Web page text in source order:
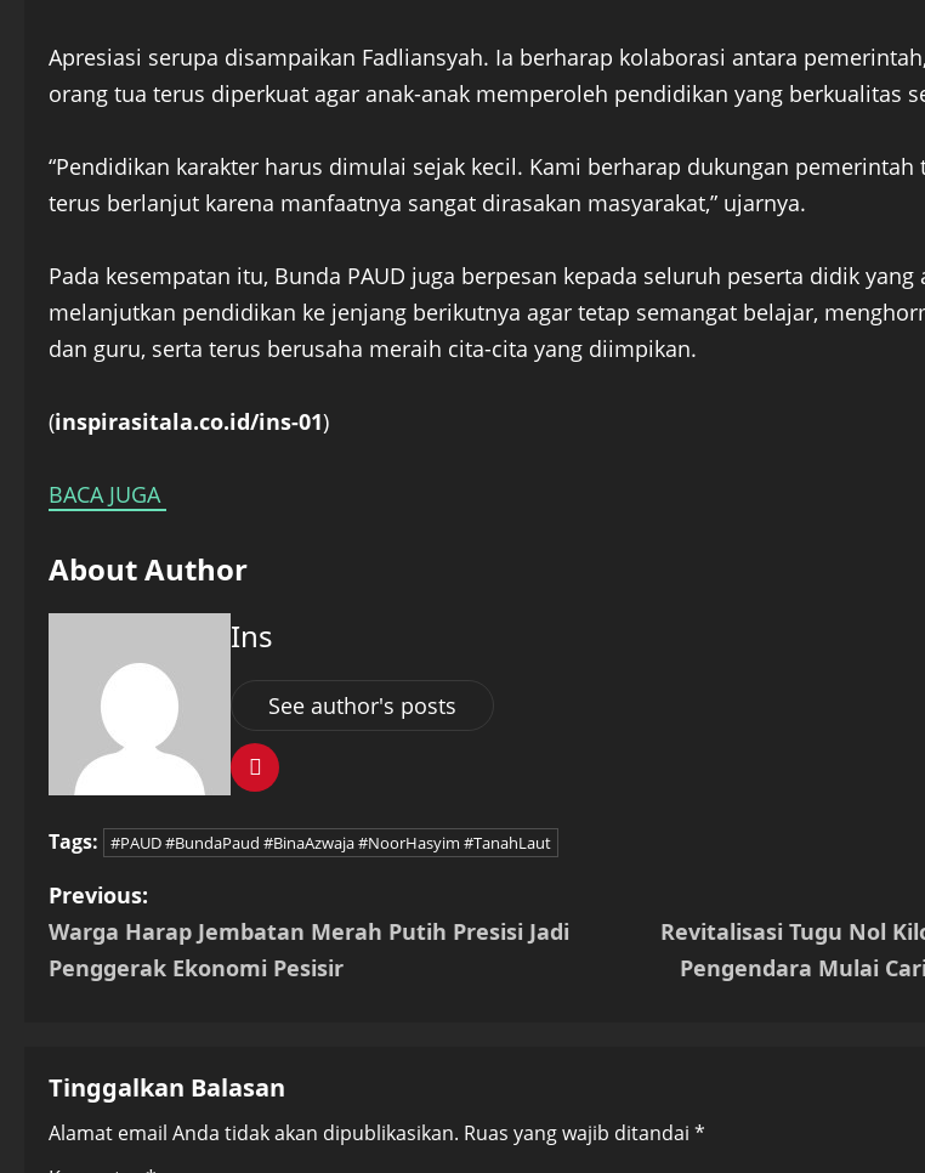
Apresiasi serupa disampaikan Fadliansyah. Ia berharap kolaborasi antara
orang tua terus diperkuat agar anak-anak memperoleh pendidikan yang berkualitas
“Pendidikan karakter harus dimulai sejak kecil. Kami berharap dukungan pemerintah
terus berlanjut karena manfaatnya sangat dirasakan masyarakat,” ujarnya.
Pada kesempatan itu, Bunda PAUD juga berpesan kepada seluruh peserta didik yang
melanjutkan pendidikan ke jenjang berikutnya agar tetap semangat belajar,
dan guru, serta terus berusaha meraih cita-cita yang diimpikan.
(inspirasitala.co.id/ins-01)
BACA JUGA
About Author
Ins
See author's posts
Tags: #PAUD #BundaPaud #BinaAzwaja #NoorHasyim #TanahLaut
P
o
n
a
Previous:
Warga Harap Jembatan Merah Putih Presisi Jadi
Penggerak Ekonomi Pesisir
Revitalisasi Tugu Nol
Pengendara Mulai
Tinggalkan Balasan
Alamat email Anda tidak akan dipublikasikan. Ruas yang wajib ditandai *